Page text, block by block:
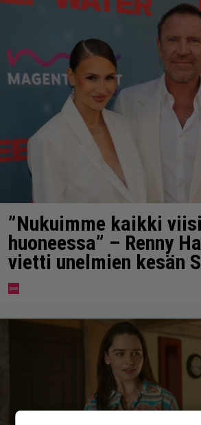
”Nukuimme kaikki
huoneessa” – Renny
vietti unelmien kesän